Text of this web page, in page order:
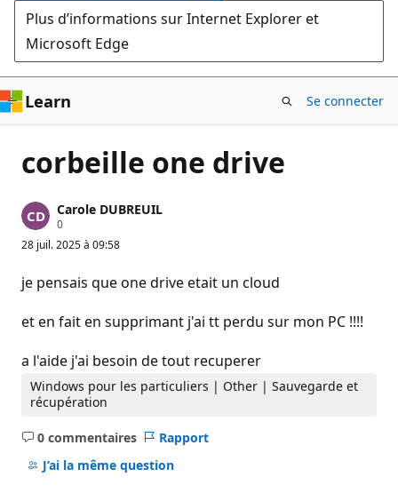
Plus d’informations sur Internet Explorer et
Microsoft Edge
Learn Se connecter
corbeille one drive
Carole DUBREUIL
0P
i
t
s
e
r
p
u
t
a
t
o
28 juil. 2025 à 09:58
je pensais que one drive etait un cloud
et en fait en supprimant j'ai tt perdu sur mon PC !!!!
a l'aide j'ai besoin de tout recuperer
Windows pour les particuliers | Other | Sauvegarde et
récupération
0 commentaires
Aucun
commentaire
Rapport
J’ai la même question